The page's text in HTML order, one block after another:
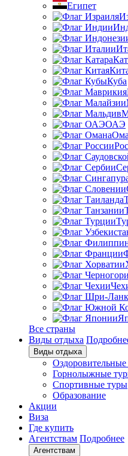
Египет
Куба
ОАЭ
Все страны
Виды отдыха
Виды отдыха
Горнолыжные
Спортивные туры
Образование
Акции
Виза
Где купить
Агентствам Подробнее
Агентствам